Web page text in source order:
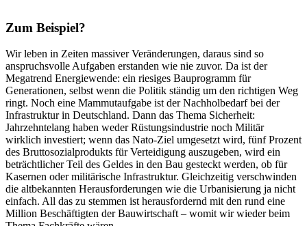
Zum Beispiel?
Wir leben in Zeiten massiver Veränderungen, daraus sind so
anspruchsvolle Aufgaben erstanden wie nie zuvor. Da ist der
Megatrend Energiewende: ein riesiges Bauprogramm für
Generationen, selbst wenn die Politik ständig um den richtigen Weg
ringt. Noch eine Mammutaufgabe ist der Nachholbedarf bei der
Infrastruktur in Deutschland. Dann das Thema Sicherheit:
Jahrzehntelang haben weder Rüstungsindustrie noch Militär
wirklich investiert; wenn das Nato-Ziel umgesetzt wird, fünf Prozent
des Bruttosozialprodukts für Verteidigung auszugeben, wird ein
beträchtlicher Teil des Geldes in den Bau gesteckt werden, ob für
Kasernen oder militärische Infrastruktur. Gleichzeitig verschwinden
die altbekannten Herausforderungen wie die Urbanisierung ja nicht
einfach. All das zu stemmen ist herausfordernd mit den rund eine
Million Beschäftigten der Bauwirtschaft – womit wir wieder beim